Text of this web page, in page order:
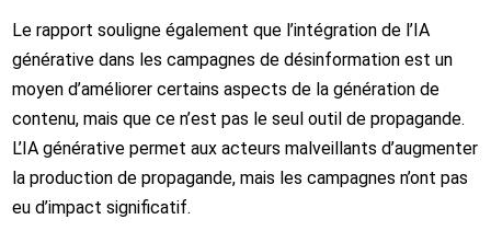
Le rapport souligne également que l’intégration de l’IA
générative dans les campagnes de désinformation est un
moyen d’améliorer certains aspects de la génération de
contenu, mais que ce n’est pas le seul outil de propagande.
L’IA générative permet aux acteurs malveillants d’augmenter
la production de propagande, mais les campagnes n’ont pas
eu d’impact significatif.